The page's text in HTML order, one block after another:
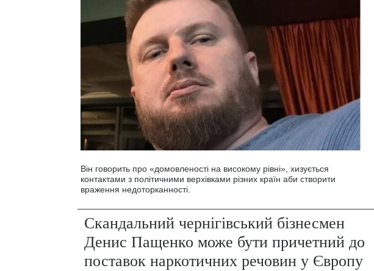
Він говорить про «домовленості на високому рівні», хизується
контактами з політичними верхівками різних країн аби створити
враження недоторканності.
Скандальний чернігівський бізнесмен
Денис Пащенко може бути причетний до
поставок наркотичних речовин у Європу